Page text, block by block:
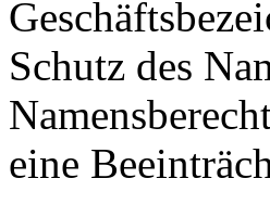
Schutz des
eine